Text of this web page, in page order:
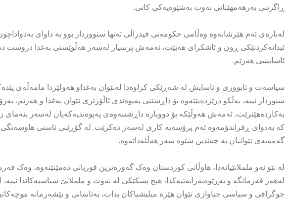
ڕاگرتنی بەرهەمهێنانی نەوت بەشێوەیەکی کاتی.
لەبارەی ئەم هێرشانەوە وەڵامی حکومەتی فیدراڵی تەنها سنووردار بوو بە داوای
ئیدانەکردنێکی ڕون و ئاشکرای هەبێت، ئەمەش پرسیار لەسەر هەڵوێستی بەغدا دروست
ئاسایشی هەرێم.
سیاسەت و ئابووری و ئاسایش لە شەڕێکی کراوەدا لەنێوان بەغداو هەولێردا مامەڵەی
سنوردار نییە، بەڵکو درێژدەبێتەوە بۆ داڕشتنی پەیوەندی ئاڵۆزتری نێوان بەغدا و
بەکاردەهێنرێت، ئەمەش هەوڵێکە بۆ دووبارە داڕشتنەوەی پەیوەندیەکەیان لەسەر بنەمای
کە بەدوای ڕفراندۆمەوە ئەم پرۆسەیە کاری لەسەر دەکرێت. لە گۆڕێنی ئاستی هاوسەنگی
گەمەیەی نێوانیان بە چەندین شێوە سەر هەڵئەداتەوە.
لە نێو ئەو ململانێیانەدا، هاوڵاتی کوردستان وەک گەورەترین قوربانی دەمێنێتەوە، وەک
لەهەر فەرمانگە و بەڕێوەبەرایەتیەکدا، هیچ پشکێکی لە نەوت و ململانێ سیاسیەکاندا
جوگرافی و سیاسی جیاوازی نێوان هێزە میلیشیاکان بدات، بەئاسانی و بێشەرمانە